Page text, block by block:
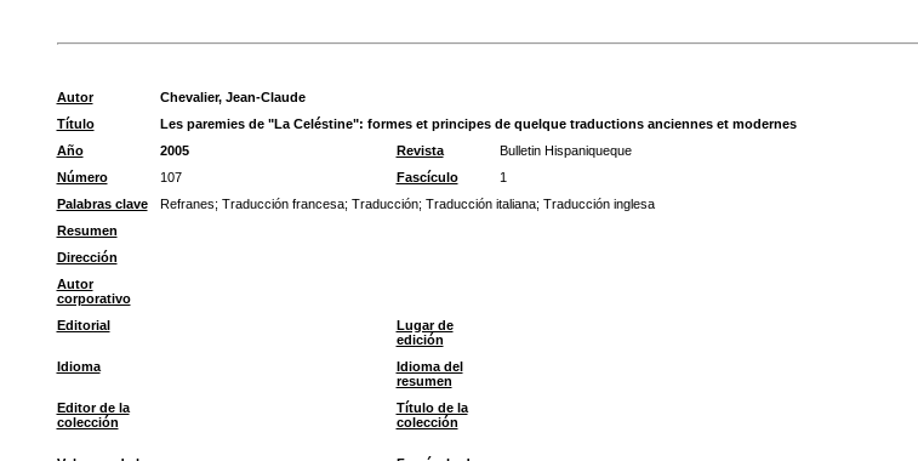
Autor
Chevalier, Jean-Claude
Título
Les paremies de "La Celéstine": formes et principes de quelque traductions anciennes et modernes
Año
2005 Revista Bulletin Hispaniqueque
Número
107 Fascículo 1
Palabras clave
Refranes; Traducción francesa; Traducción; Traducción italiana; Traducción inglesa
Resumen
Dirección
Autor
corporativo
Editorial
Lugar de
edición
Idioma
Idioma del
resumen
Editor de la
colección
Título de la
colección